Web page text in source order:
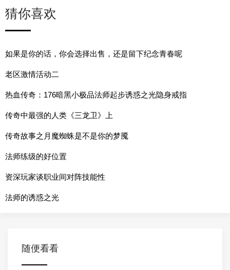
猜你喜欢
如果是你的话，你会选择出售，还是留下纪念青春呢
老区激情活动二
热血传奇：176暗黑小极品法师起步诱惑之光隐身戒指
传奇中最强的人类《三龙卫》上
传奇故事之月魔蜘蛛是不是你的梦魇
法师练级的好位置
资深玩家谈职业间对阵技能性
法师的诱惑之光
随便看看